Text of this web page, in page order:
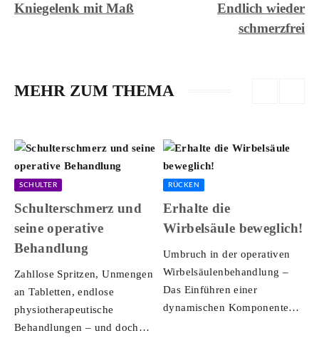
Kniegelenk mit Maß
Endlich wieder
schmerzfrei
MEHR ZUM THEMA
FUSS- & SPRUNGGELENK
Operative Korrekturen
von Fußdeformitäten
RÜCKEN
Nicht-operative
Dekompression
SCHULTER
Schulterschmerz und
seine operative
Behandlung
Zahllose Spritzen, Unmengen
an Tabletten, endlose
physiotherapeutische
Behandlungen – und doch
RÜCKEN
Erhalte die
Wirbelsäule beweglich!
Umbruch in der operativen
Wirbelsäulenbehandlung –
Das Einführen einer
dynamischen Komponente